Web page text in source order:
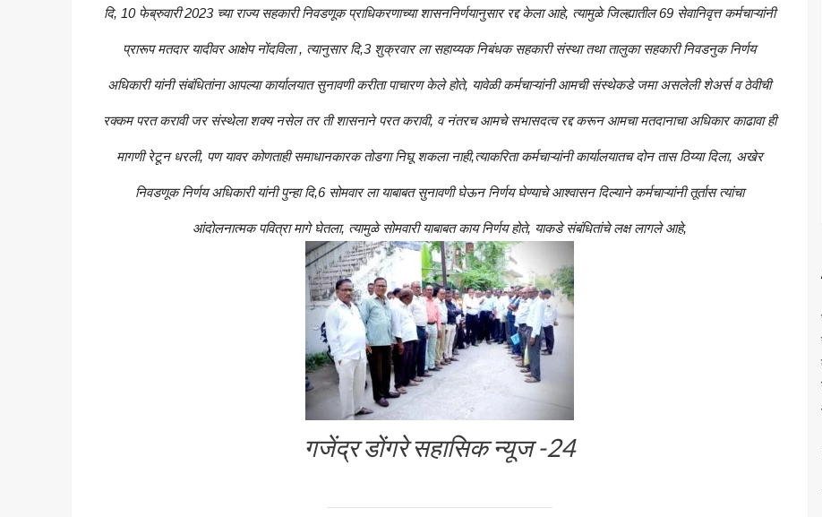
दि, 10 फेब्रुवारी 2023 च्या राज्य सहकारी निवडणूक प्राधिकरणाच्या शासननिर्णयानुसार रद्द केला आहे, त्यामुळे जिल्ह्यातील 69 सेवानिवृत्त कर्मचाऱ्यांनी
प्रारूप मतदार यादीवर आक्षेप नोंदविला , त्यानुसार दि,3 शुक्रवार ला सहाय्यक निबंधक सहकारी संस्था तथा तालुका सहकारी निवडनुक निर्णय
अधिकारी यांनी संबंधितांना आपल्या कार्यालयात सुनावणी करीता पाचारण केले होते, यावेळी कर्मचाऱ्यांनी आमची संस्थेकडे जमा असलेली शेअर्स व ठेवीची
रक्कम परत करावी जर संस्थेला शक्य नसेल तर ती शासनाने परत करावी, व नंतरच आमचे सभासदत्व रद्द करून आमचा मतदानाचा अधिकार काढावा ही
मागणी रेटून धरली, पण यावर कोणताही समाधानकारक तोडगा निघू शकला नाही,त्याकरिता कर्मचाऱ्यांनी कार्यालयातच दोन तास ठिय्या दिला, अखेर
निवडणूक निर्णय अधिकारी यांनी पुन्हा दि,6 सोमवार ला याबाबत सुनावणी घेऊन निर्णय घेण्याचे आश्वासन दिल्याने कर्मचाऱ्यांनी तूर्तास त्यांचा
आंदोलनात्मक पवित्रा मागे घेतला, त्यामुळे सोमवारी याबाबत काय निर्णय होते, याकडे संबंधितांचे लक्ष लागले आहे,
गजेंद्र डोंगरे सहासिक न्यूज -24